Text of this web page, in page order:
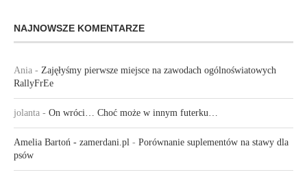
NAJNOWSZE KOMENTARZE
Ania - Zajęłyśmy pierwsze miejsce na zawodach ogólnoświatowych
RallyFrEe
jolanta - On wróci… Choć może w innym futerku…
Amelia Bartoń - zamerdani.pl - Porównanie suplementów na stawy dla
psów